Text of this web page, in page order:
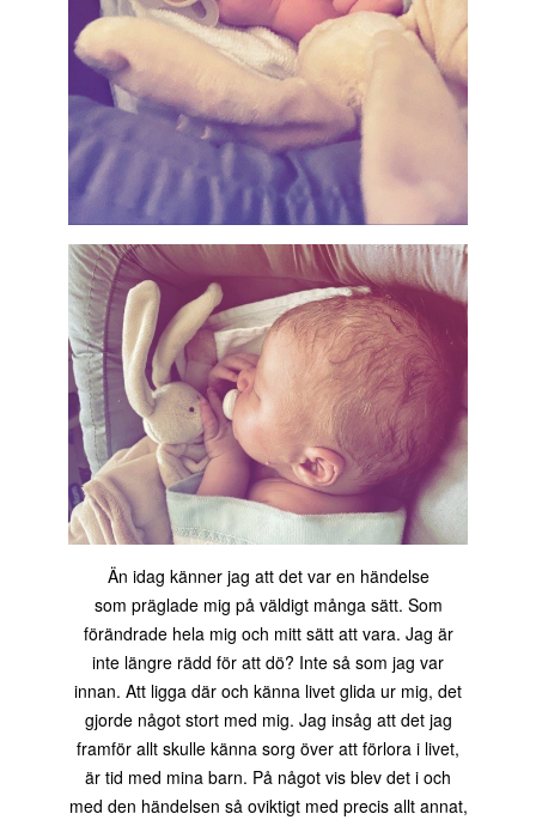
Än idag känner jag att det var en händelse
som präglade mig på väldigt många sätt. Som
förändrade hela mig och mitt sätt att vara. Jag är
inte längre rädd för att dö? Inte så som jag var
innan. Att ligga där och känna livet glida ur mig, det
gjorde något stort med mig. Jag insåg att det jag
framför allt skulle känna sorg över att förlora i livet,
är tid med mina barn. På något vis blev det i och
med den händelsen så oviktigt med precis allt annat,